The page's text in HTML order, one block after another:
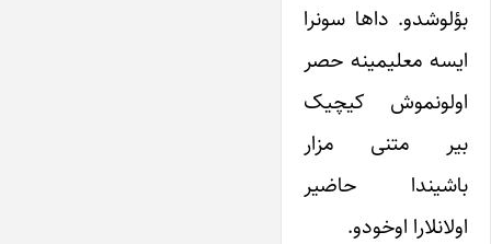
بؤلوشدو. داها سونرا
ایسه معلیمینه حصر
اولونموش کیچیک
بیر متنی مزار
باشیندا حاضیر
اولانلارا اوخودو.